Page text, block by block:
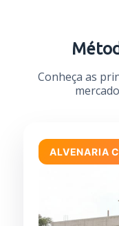
Conheça as
ALVENARIA